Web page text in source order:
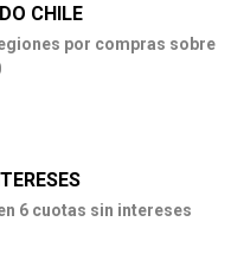
CHILE
por compras sobre
6 cuotas sin intereses